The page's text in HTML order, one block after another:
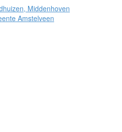
Middenhoven
Amstelveen